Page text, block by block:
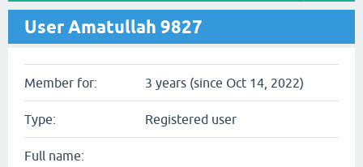
User Amatullah 9827
Member for: 3 years (since Oct 14, 2022)
Type: Registered user
Full name: